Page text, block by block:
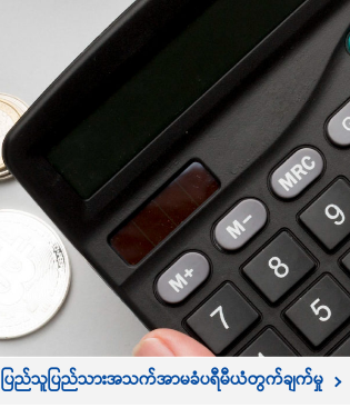
ပြည်သူပြည်သားအသက်အာမခံပရီမီယံတွက်ချက်မှု